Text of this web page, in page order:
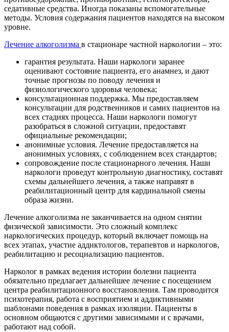
седативные средства. Иногда показаны вспомогательные
методы. Условия содержания пациентов находятся на высоком
уровне.
Лечение алкоголизма в стационаре частной наркологии – это:
гарантия результата. Наши наркологи заранее
оценивают состояние пациента, его анамнез, и дают
точные прогнозы по поводу лечения и
физиологического здоровья человека;
консультационная поддержка. Мы предоставляем
консультации для родственников и самих пациентов на
всех стадиях процесса. Наши наркологи помогут
разобраться в сложной ситуации, предоставят
официальные рекомендации;
анонимные условия. Лечение предоставляется на
анонимных условиях, с соблюдением всех стандартов;
сопровождение после стационарного лечения. Наши
наркологи проведут контрольную диагностику, составят
схемы дальнейшего лечения, а также направят в
реабилитационный центр для кардинальной смены
образа жизни.
Лечение алкоголизма не заканчивается на одном снятии
физической зависимости. Это сложный комплекс
наркологических процедур, который включает помощь на
всех этапах, участие аддиктологов, терапевтов и наркологов,
реабилитацию и ресоциализацию пациентов.
Нарколог в рамках ведения истории болезни пациента
обязательно предлагает дальнейшее лечение с посещением
центра реабилитационного восстановления. Там проводится
психотерапия, работа с восприятием и аддиктивными
шаблонами поведения в рамках изоляции. Пациенты в
основном общаются с другими зависимыми и с врачами,
работают над собой.